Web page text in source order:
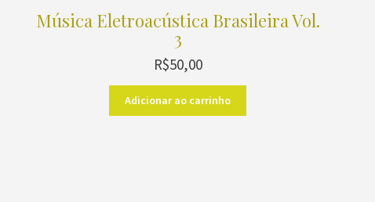
Música Eletroacústica Brasileira Vol.
3
R$50,00
Adicionar ao carrinho